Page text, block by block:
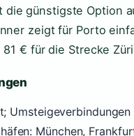
günstigste Option
zeigt für Porto
81 € für die Strecke
München,